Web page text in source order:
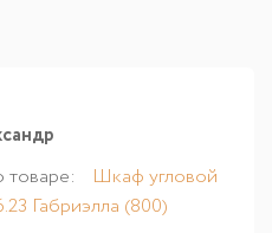
товаре:
Шкаф угловой
Габриэлла (800)